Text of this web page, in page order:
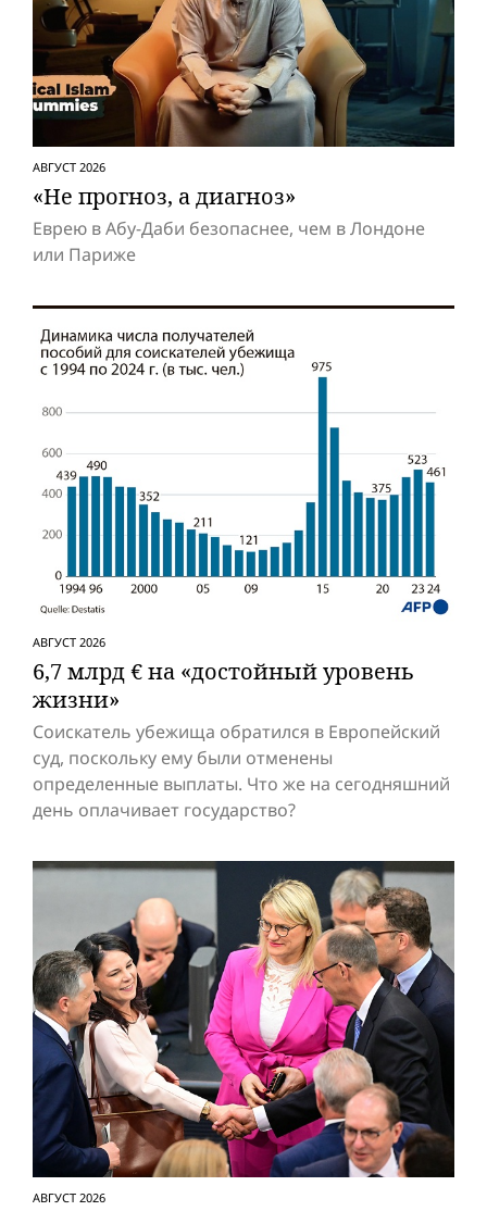
АВГУСТ 2026
«Не прогноз, а диагноз»
Еврею в Абу-Даби безопаснее, чем в Лондоне
или Париже
АВГУСТ 2026
6,7 млрд € на «достойный уровень
жизни»
Соискатель убежища обратился в Европейский
суд, поскольку ему были отменены
определенные выплаты. Что же на сегодняшний
день оплачивает государство?
АВГУСТ 2026